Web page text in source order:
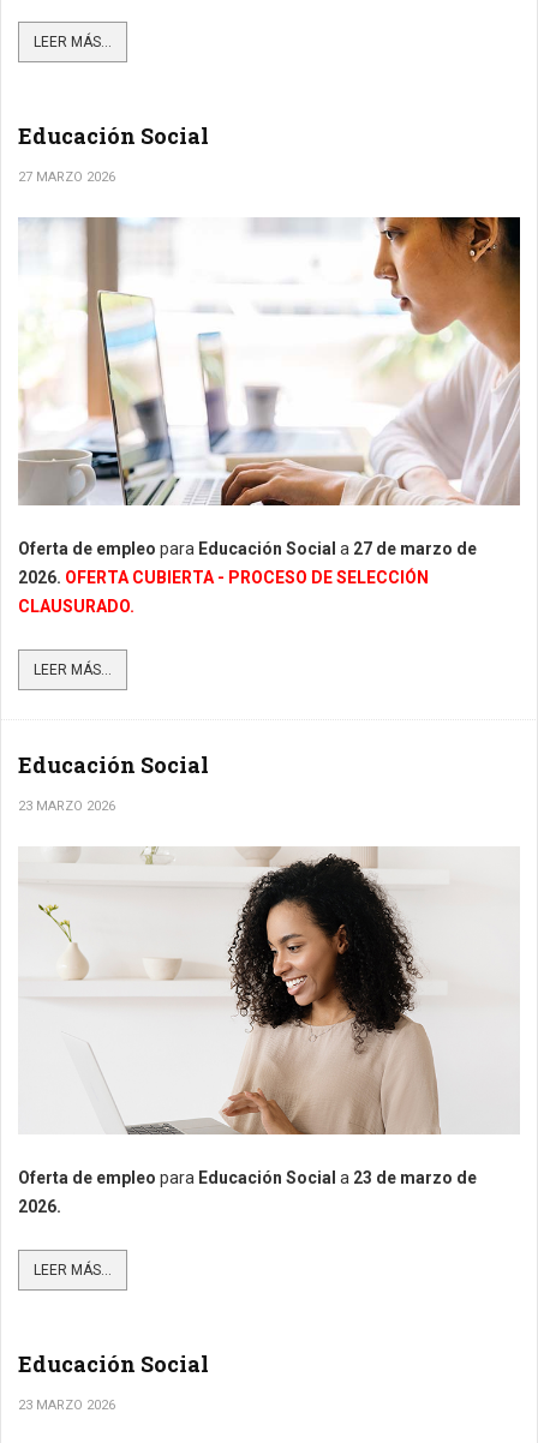
LEER MÁS...
Educación Social
27 MARZO 2026
Oferta de empleo para Educación Social a 27 de marzo de
2026. OFERTA CUBIERTA - PROCESO DE SELECCIÓN
CLAUSURADO.
LEER MÁS...
Educación Social
23 MARZO 2026
Oferta de empleo para Educación Social a 23 de marzo de
2026.
LEER MÁS...
Educación Social
23 MARZO 2026